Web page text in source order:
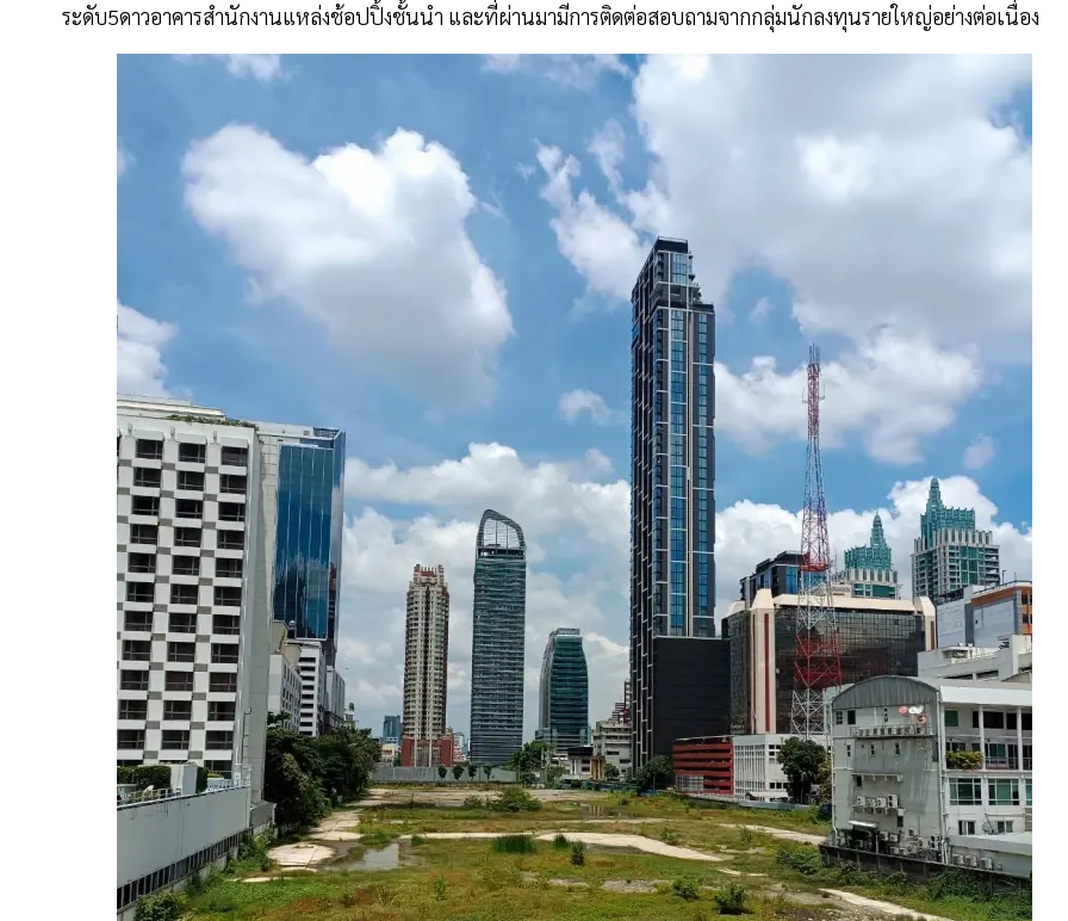
ระดับ5ดาวอาคารสำนักงานแหล่งช้อปปิ้งชั้นนำ และที่ผ่านมามีการติดต่อสอบถามจากกลุ่มนักลงทุนรายใหญ่อย่างต่อเนื่อง